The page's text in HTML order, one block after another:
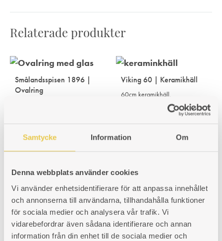
Samtycke Information Om
Denna webbplats använder cookies
Vi använder enhetsidentifierare för att anpassa innehållet
och annonserna till användarna, tillhandahålla funktioner
för sociala medier och analysera vår trafik. Vi
vidarebefordrar även sådana identifierare och annan
information från din enhet till de sociala medier och
Relaterade produkter
Smålandsspisen 1896 |
Ovalring
Art. nr: 990000224
3 981 kr
Viking 60 | Keramikhäll
60cm keramikhäll.
Art. nr: 102060901
4 640kr
Smålandsspisen 28 och
Idun No 1 | Ovalring med
glas
Synliggör brasan! 355x270mm.
Art. nr: 990000225
Benstativ Idun No1 1990-
2021
Benställning som passar Idun
No1 av årsmodell 1990-2021.
Höjd 500mm. Innermått ram